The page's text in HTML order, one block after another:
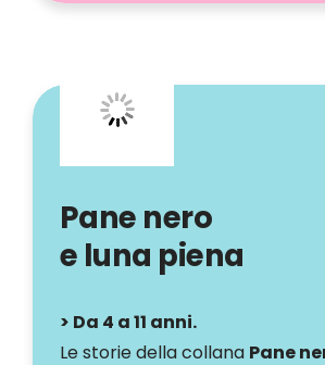
Pane nero
e luna piena
> Da 4 a 11 anni.
Le storie della collana Pane